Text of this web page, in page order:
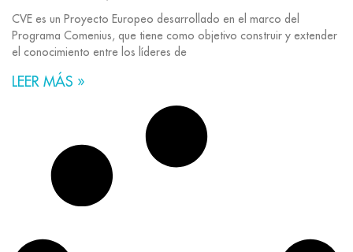
CVE es un Proyecto Europeo desarrollado en el marco del
Programa Comenius, que tiene como objetivo construir y extender
el conocimiento entre los líderes de
LEER MÁS »